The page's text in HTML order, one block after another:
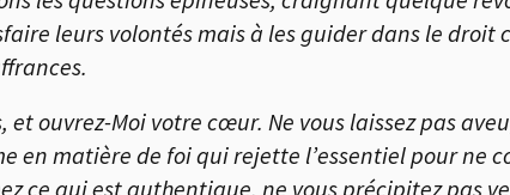
leurs volontés mais à les guider dans le droit
et ouvrez-Moi votre cœur. Ne vous laissez pas
en matière de foi qui rejette l’essentiel pour ne
ce qui est authentique, ne vous précipitez pas